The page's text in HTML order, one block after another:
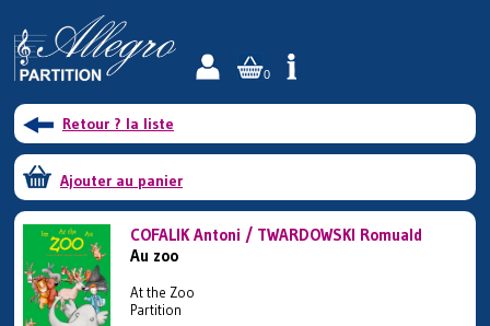
0
Retour ? la liste
Ajouter au panier
COFALIK Antoni / TWARDOWSKI Romuald
Au zoo
At the Zoo
Partition